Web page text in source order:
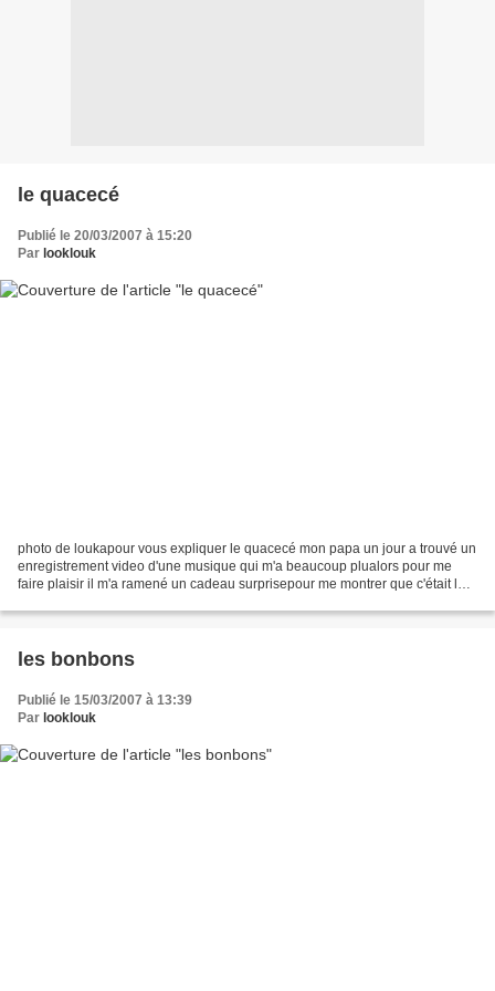
le quacecé
Publié le 20/03/2007 à 15:20
Par looklouk
photo de loukapour vous expliquer le quacecé mon papa un jour a trouvé un
enregistrement video d'une musique qui m'a beaucoup plualors pour me
faire plaisir il m'a ramené un cadeau surprisepour me montrer que c'était la
les bonbons
Publié le 15/03/2007 à 13:39
Par looklouk